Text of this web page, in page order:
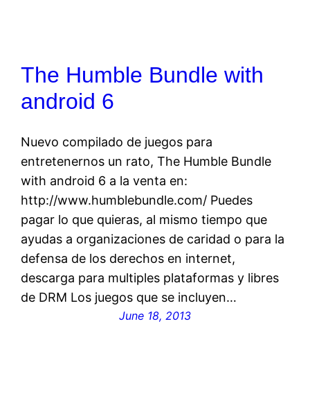
The Humble Bundle with
android 6
Nuevo compilado de juegos para
entretenernos un rato, The Humble Bundle
with android 6 a la venta en:
http://www.humblebundle.com/ Puedes
pagar lo que quieras, al mismo tiempo que
ayudas a organizaciones de caridad o para la
defensa de los derechos en internet,
descarga para multiples plataformas y libres
de DRM Los juegos que se incluyen…
June 18, 2013